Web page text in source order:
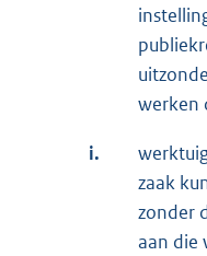
werken
i.
zaak
zonder
aan die